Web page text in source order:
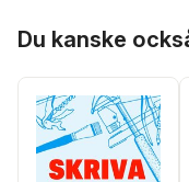
Du kanske